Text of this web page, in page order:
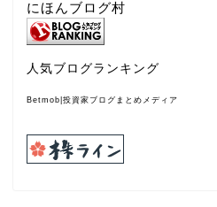
にほんブログ村
人気ブログランキング
Betmob|投資家ブログまとめメディア